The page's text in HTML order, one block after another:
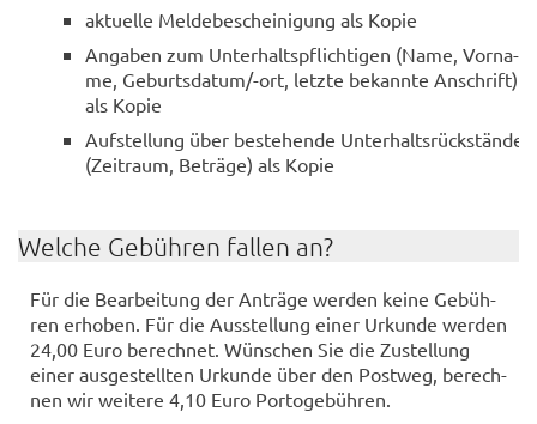
ak­tu­el­le Mel­de­be­schei­ni­gung als Kopie
An­ga­ben zum Un­ter­halts­pflich­ti­gen (Name, Vor­na­
me, Ge­burts­da­tum/-ort, letz­te be­kann­te An­schrift)
als Kopie
Auf­stel­lung über be­stehen­de Un­ter­halts­rück­stän­de
(Zeit­raum, Be­trä­ge) als Kopie
Wel­che Ge­büh­ren fal­len an?
Für die Be­ar­bei­tung der An­trä­ge wer­den keine Ge­büh­
ren er­ho­ben. Für die Aus­stel­lung einer Ur­kun­de wer­den
24,00 Euro be­rech­net. Wün­schen Sie die Zu­stel­lung
einer aus­ge­stell­ten Ur­kun­de über den Post­weg, be­rech­
nen wir wei­te­re 4,10 Euro Por­to­ge­büh­ren.